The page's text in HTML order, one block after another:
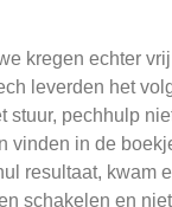
kregen echter
leverden het
stuur, pechhulp
vinden in de
resultaat, kwam
schakelen en